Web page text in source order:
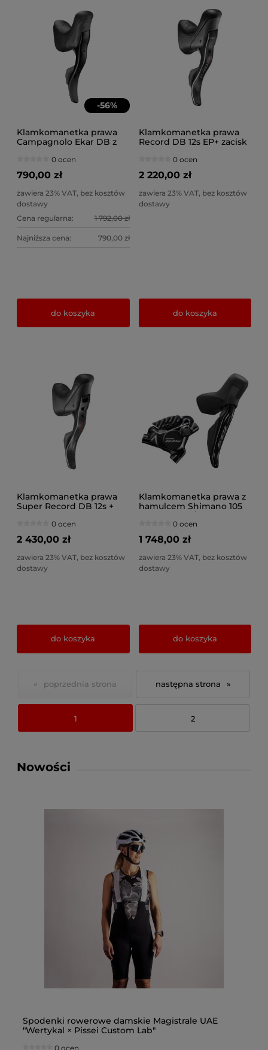
-56%
Klamkomanetka prawa
Campagnolo Ekar DB z
0 ocen
790,00 zł
zawiera 23% VAT, bez kosztów
dostawy
Cena regularna:
1 792,00 zł
Najniższa cena: 790,00 zł
do koszyka
Klamkomanetka prawa
Record DB 12s EP+ zacisk
0 ocen
2 220,00 zł
zawiera 23% VAT, bez kosztów
dostawy
do koszyka
Klamkomanetka prawa
Super Record DB 12s +
0 ocen
2 430,00 zł
zawiera 23% VAT, bez kosztów
dostawy
do koszyka
Klamkomanetka prawa z
hamulcem Shimano 105
Di2 ST-R7170/BR-R7170
1700mm0 ocen
1 748,00 zł
zawiera 23% VAT, bez kosztów
dostawy
do koszyka
«
1 2
»
Nowości
Spodenki rowerowe damskie Magistrale UAE
"Wertykal × Pissei Custom Lab"
0 ocen